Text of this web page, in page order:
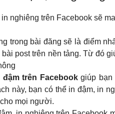
nghiêng trên Facebook sẽ
trong bài đăng sẽ là điểm
post trên nền tảng. Từ đó
trên Facebookgiúp
này, bạn có thể in đậm, in
mọi người.